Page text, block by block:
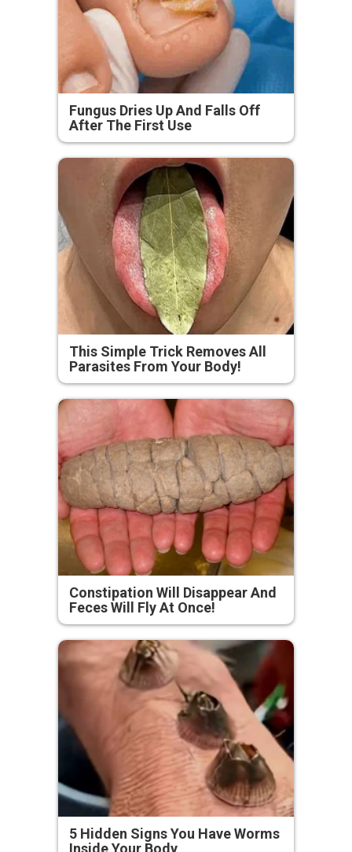
Fungus Dries Up And Falls Off
After The First Use
This Simple Trick Removes All
Parasites From Your Body!
Constipation Will Disappear And
Feces Will Fly At Once!
5 Hidden Signs You Have Worms
Inside Your Body